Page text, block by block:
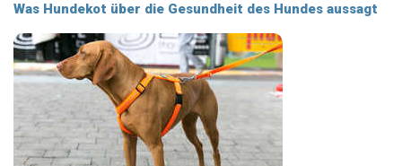
Was Hundekot über die Gesundheit des Hundes aussagt